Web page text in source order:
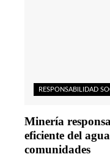
RESPONSABILIDAD
Minería
eficiente del
comunidades